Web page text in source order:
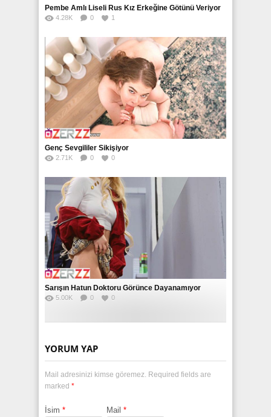
Pembe Amlı Liseli Rus Kız Erkeğine Götünü Veriyor
4.28K 0 1
Genç Sevgililer Sikişiyor
2.71K 0 0
Sarışın Hatun Doktoru Görünce Dayanamıyor
5.00K 0 0
YORUM YAP
Mail adresinizi kimse göremez. Required fields are
marked *
İsim * Mail *